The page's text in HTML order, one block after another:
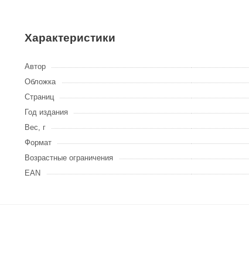
Характеристики
Автор
Обложка
Страниц
Год издания
Вес, г
Формат
Возрастные ограничения
EAN